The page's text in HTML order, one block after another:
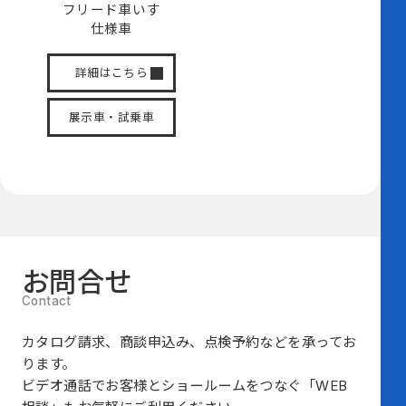
フリード車いす
仕様車
詳細はこちら
展示車・試乗車
お問合せ
カタログ請求、商談申込み、点検予約などを承ってお
ります。
ビデオ通話でお客様とショールームをつなぐ
「WEB